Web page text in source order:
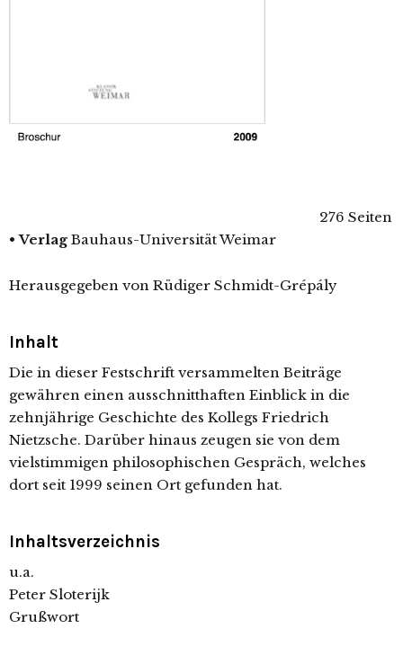
276 Seiten
• Verlag Bauhaus-Universität Weimar
Herausgegeben von Rüdiger Schmidt-Grépály
Inhalt
Die in dieser Festschrift versammelten Beiträge
gewähren einen ausschnitthaften Einblick in die
zehnjährige Geschichte des Kollegs Friedrich
Nietzsche. Darüber hinaus zeugen sie von dem
vielstimmigen philosophischen Gespräch, welches
dort seit 1999 seinen Ort gefunden hat.
Inhaltsverzeichnis
u.a.
Peter Sloterijk
Grußwort